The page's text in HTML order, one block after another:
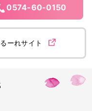
0574-60-0150
ーれサイト